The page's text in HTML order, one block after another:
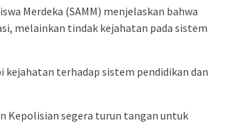
Merdeka (SAMM) menjelaskan bahwa
melainkan tindak kejahatan pada sistem
terhadap sistem pendidikan dan
Kepolisian segera turun tangan untuk